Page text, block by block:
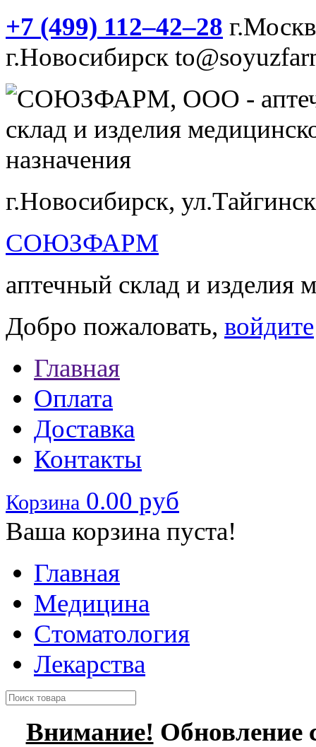
+7 (499) 112‒42‒28
г.Новосибирск
г.Новосибирск,
СОЮЗФАРМ
аптечный склад и изделия
Добро пожаловать, войдите
Главная
Оплата
Доставка
Контакты
Корзина 0.00 руб
Ваша корзина пуста!
Главная
Медицина
Стоматология
Лекарства
Внимание! Обновление